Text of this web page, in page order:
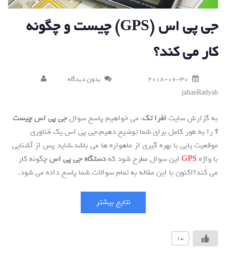
جی پی اس (GPS) چیست و چگونه
کار می کند؟
2018-06-30
بدون دیدگاه
jahanRadyab
به گزارش سایت افرا تک، می خواهیم پاسخ سوالجی پی اس چیست
؟را به طور کامل برای شما توضیح دهیم.جی پی اس یک فناوری
موقعیت یابی با بهره گیری از ماهواره ها می باشد.شاید پس از آشنایی
با واژه GPS این سوال مطرح شود کهدستگاه جی پی اسچگونه کار
می کند؟اکنون با این مقاله به تمام سوالات شما پاسخ داده می شود.
نتایج بیشتر
+1